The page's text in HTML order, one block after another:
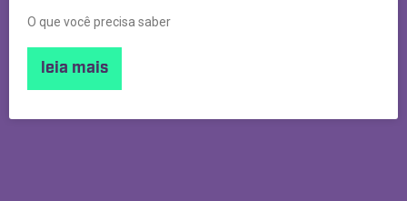
O que você precisa saber
leia mais